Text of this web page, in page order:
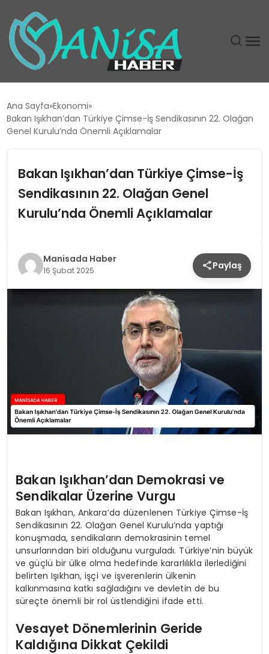
EĞITIM
GÜNDEM
SIYASET
SPOR
Ana Sayfa Ekonomi
Bakan Işıkhan’dan Türkiye Çimse-İş Sendikasının 22. Olağan
Genel Kurulu’nda Önemli Açıklamalar
Bakan Işıkhan’dan Türkiye Çimse-İş
Sendikasının 22. Olağan Genel
Kurulu’nda Önemli Açıklamalar
Manisada Haber
16 Şubat 2025 Paylaş
Bakan Işıkhan’dan Demokrasi ve
Sendikalar Üzerine Vurgu
Bakan Işıkhan, Ankara’da düzenlenen Türkiye Çimse-İş
Sendikasının 22. Olağan Genel Kurulu’nda yaptığı
konuşmada, sendikaların demokrasinin temel
unsurlarından biri olduğunu vurguladı. Türkiye’nin büyük
ve güçlü bir ülke olma hedefinde kararlılıkla ilerlediğini
belirten Işıkhan, işçi ve işverenlerin ülkenin
kalkınmasına katkı sağladığını ve devletin de bu
süreçte önemli bir rol üstlendiğini ifade etti.
Vesayet Dönemlerinin Geride
Kaldığına Dikkat Çekildi